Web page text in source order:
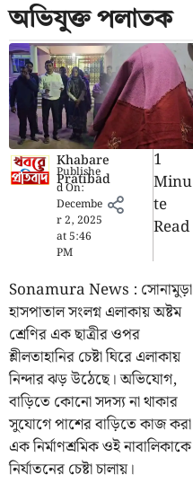
অভিযুক্ত পলাতক
Khabare
Pratibad
Publishe
d On:
Decembe
r 2, 2025
at5:46
PM
1
Minu
Te
Read
Sonamura News : সোনামুড়া
হাসপাতাল সংলগ্ন এলাকায় অষ্টম
শ্রেণির এক ছাত্রীর ওপর
শ্লীলতাহানির চেষ্টা ঘিরে এলাকায়
নিন্দার ঝড় উঠেছে। অভিযোগ,
বাড়িতে কোনো সদস্য না থাকার
সুযোগে পাশের বাড়িতে কাজ করা
এক নির্মাণশ্রমিক ওই নাবালিকাকে
নির্যাতনের চেষ্টা চালায়।